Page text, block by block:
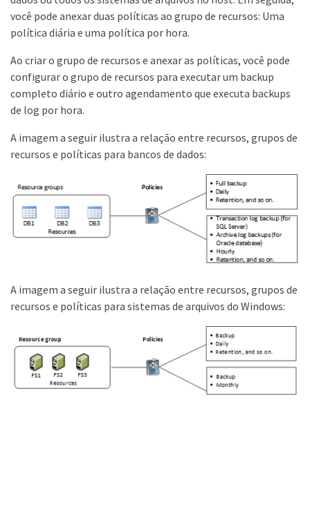
você pode anexar duas políticas ao grupo de recursos: Uma
política diária e uma política por hora.
Ao criar o grupo de recursos e anexar as políticas, você pode
configurar o grupo de recursos para executar um backup
completo diário e outro agendamento que executa backups
de log por hora.
A imagem a seguir ilustra a relação entre recursos, grupos de
recursos e políticas para bancos de dados:
A imagem a seguir ilustra a relação entre recursos, grupos de
recursos e políticas para sistemas de arquivos do Windows: